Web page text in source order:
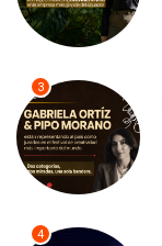
3
4